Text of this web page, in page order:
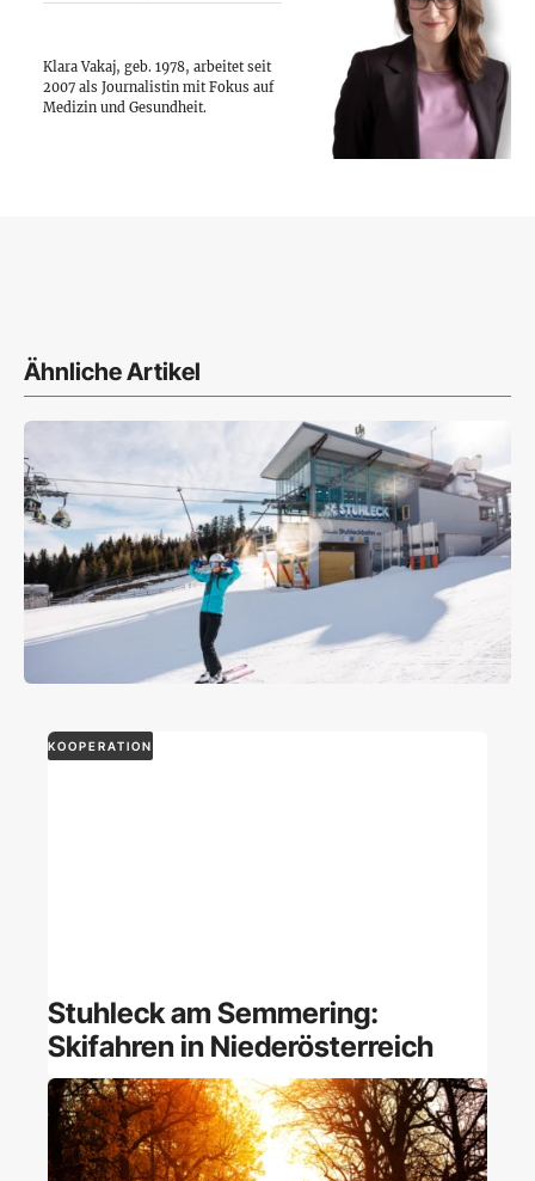
Klara Vakaj, geb. 1978, arbeitet seit
2007 als Journalistin mit Fokus auf
Medizin und Gesundheit.
Ähnliche Artikel
KOOPERATION
Stuhleck am Semmering:
Skifahren in Niederösterreich